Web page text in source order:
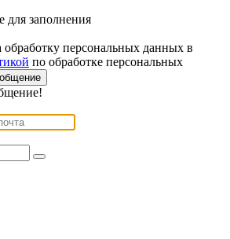
для заполнения
обработку персональных данных в
по обработке персональных